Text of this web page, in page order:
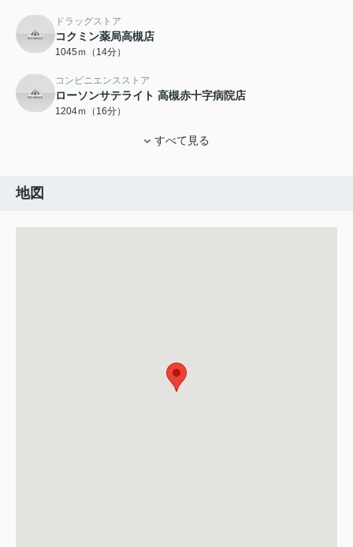
ドラッグストア
コクミン薬局高槻店
1045ｍ（14分）
コンビニエンスストア
ローソンサテライト 高槻赤十字病院店
1204ｍ（16分）
すべて見る
地図